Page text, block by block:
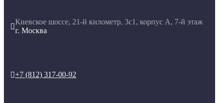

Киевское шоссе, 21-й километр, 3с1, корпус А, 7-й этаж
г. Москва
+7 (812) 317-00-92